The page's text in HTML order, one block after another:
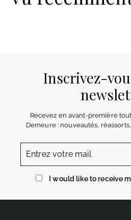
Inscrivez-
Recevez en avant-première
Demeure : nouveautés,
I would like to receive